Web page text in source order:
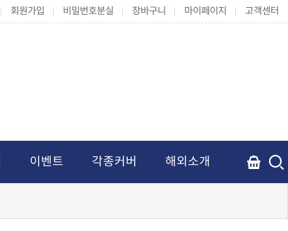
회원가입 비밀번호분실 장바구니 마이페이지 고객센터
이벤트 각종커버 해외소개